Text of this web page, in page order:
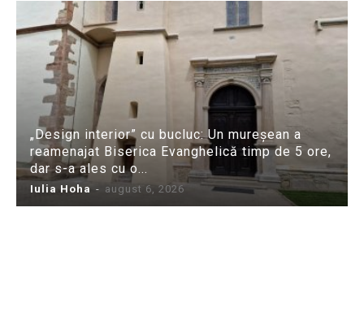
„Design interior” cu bucluc: Un mureșean a
reamenajat Biserica Evanghelică timp de 5 ore,
dar s-a ales cu o...
Iulia Hoha - august 6, 2026